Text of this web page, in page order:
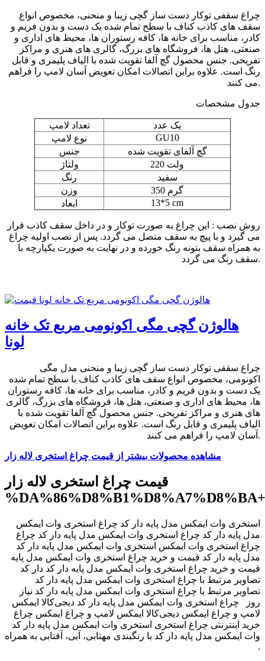
چراغ سقفی توکار دست ساز گچی زیبا و منحنی، مخصوص انواع
سقف های کاذب کناف با سطح تمام شده یک دست و بدون فریم و
کادر، مناسب برای خانه ها، کافه رستوران ها، محیط های اداری و
صنعتی، هتل ها، فروشگاه های بزرگ، گالری های هنری و مراکز
تفریحی. جنس محصول گچ آلفا تقویت شده با الیاف پلیمری و قابل
رنگ است. علاوه براین اتصالات امکان تعویض آسان لامپ را فراهم
می کنند.
جدول مشخصات
تعداد لامپ
یک عدد
نوع لامپ
GU10
جنس
گچ آلفای تقویت شده
ولتاژ
220 ولت
رنگ
سفید
وزن
350 گرم
ابعاد
13*5 cm
روش نصب : این چراغ به صورت توکار و در داخل سقف کاذب قرار
می گیرد و با پیچ به سقف متصل می گردد. پس از نصب اولیه چراغ
به همراه سقف بتونه رنگ خورده و در نهایت به صورت یکپارچه با
سقف رنگ می گردد.
هالوژن گچی مگی اکونومی مربع تک خانه
لونا
چراغ سقفی توکار دست ساز گچی زیبا و منحنی مدل مگی
اکونومی، مخصوص انواع سقف های کاذب کناف با سطح تمام شده
یک دست و بدون فریم و کادر، مناسب برای خانه ها، کافه رستوران
ها، محیط های اداری و صنعتی، هتل ها، فروشگاه های بزرگ، گالری
های هنری و مراکز تفریحی. جنس محصول گچ آلفا تقویت شده با
الیاف پلیمری و قابل رنگ است. علاوه براین اتصالات امکان تعویض
آسان لامپ را فراهم می کنند.
مشاهده محصولات بیشتر از قیمت چراغ استخری لاله زار
قیمت چراغ استخری لاله زار
استخری وات ایمکس مدل پایه دار کد چراغ استخری وات ایمکس
مدل پایه دار کد چراغ استخری وات ایمکس مدل پایه دار کد ‫چراغ
استخری وات ایمکس مدل پایه دار کد ‬‎ چراغ استخری وات ایمکس
مدل پایه دار کد ‫قیمت و خرید چراغ استخری وات ایمکس مدل پایه
دار کد ‬‎ قیمت و خرید چراغ استخری وات ایمکس مدل پایه دار کد
‫تصاویر مرتبط با چراغ استخری وات ایمکس مدل پایه دار کد ‬‎
تصاویر مرتبط با چراغ استخری وات ایمکس مدل پایه دار کد نیاز
روز چراغ استخری وات ایمکس مدل پایه دار کد دیجی‌کالا ایمکس
لامپ و چراغ ایمکس دیجی‌کالا ایمکس لامپ و چراغ ایمکس ‫چراغ
استخری وات ایمکس مدل پایه دار کد ‬‎ خرید اینترنتی چراغ استخری
وات ایمکس مدل پایه دار کد با رنگبندی مهتابی، آبی، آفتابی به همراه
.